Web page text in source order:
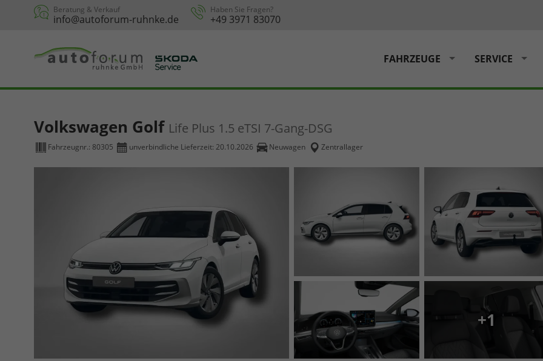
Beratung & Verkauf
info@autoforum-ruhnke.de
Haben Sie Fragen?
+49 3971 83070
FAHRZEUGE SERVICE
Volkswagen Golf Life Plus 1.5 eTSI 7-Gang-DSG
Fahrzeugnr.: 80305 unverbindliche Lieferzeit: 20.10.2026 Neuwagen Zentrallager
+1